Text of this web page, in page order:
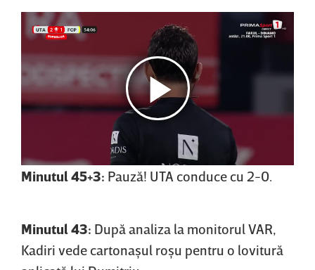
Minutul 45+3: Pauză! UTA conduce cu 2-0.
Minutul 43: După analiza la monitorul VAR,
Kadiri vede cartonaşul roşu pentru o lovitură